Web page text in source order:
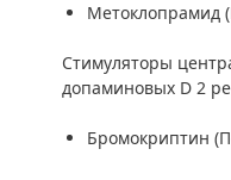
Метоклопрамид
Стимуляторы
допаминовых D 2
Бромокриптин